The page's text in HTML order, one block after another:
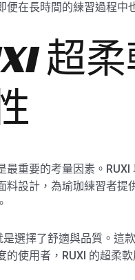
在長時間的練習過程中
超
重要的考量因素。
料設計，為瑜珈練習者
選擇了舒適與品質。
使用者，RUXI 的超柔